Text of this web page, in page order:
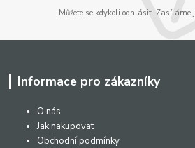
Můžete se kdykoli odhlásit. Zasíláme
Informace pro zákazníky
O nás
Jak nakupovat
Obchodní podmínky